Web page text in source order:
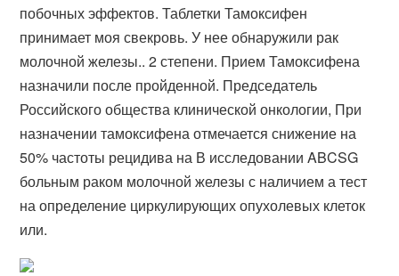
побочных эффектов. Таблетки Тамоксифен
принимает моя свекровь. У нее обнаружили рак
молочной железы.. 2 степени. Прием Тамоксифена
назначили после пройденной. Председатель
Российского общества клинической онкологии, При
назначении тамоксифена отмечается снижение на
50% частоты рецидива на В исследовании ABCSG
больным раком молочной железы с наличием а тест
на определение циркулирующих опухолевых клеток
или.